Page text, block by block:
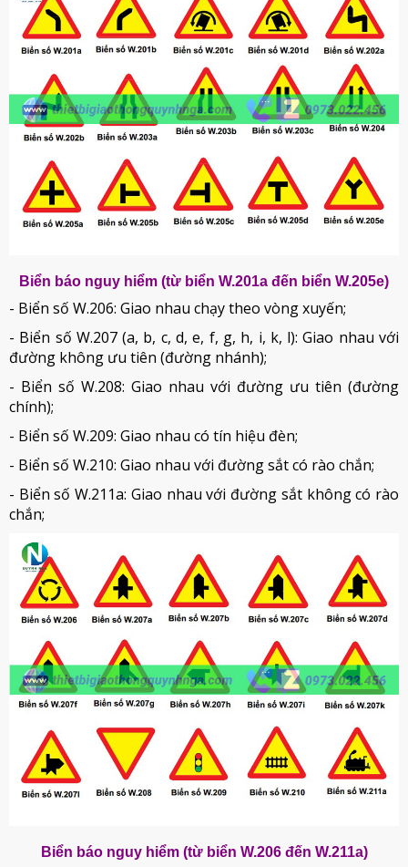
Biển báo nguy hiểm (từ biển W.201a đến biển W.205e)
- Biển số W.206: Giao nhau chạy theo vòng xuyến;
- Biển số W.207 (a, b, c, d, e, f, g, h, i, k, l): Giao nhau với
đường không ưu tiên (đường nhánh);
- Biển số W.208: Giao nhau với đường ưu tiên (đường
chính);
- Biển số W.209: Giao nhau có tín hiệu đèn;
- Biển số W.210: Giao nhau với đường sắt có rào chắn;
- Biển số W.211a: Giao nhau với đường sắt không có rào
chắn;
Biển báo nguy hiểm (từ biển W.206 đến W.211a)